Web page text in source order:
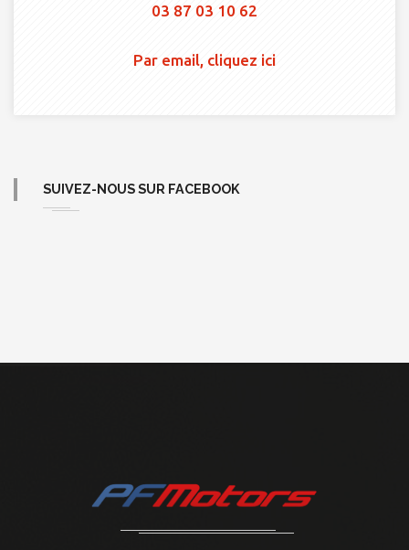
03 87 03 10 62
Par email, cliquez ici
SUIVEZ-NOUS SUR FACEBOOK